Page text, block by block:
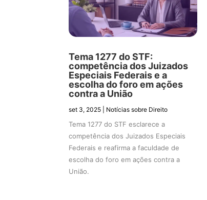
Tema 1277 do STF:
competência dos Juizados
Especiais Federais e a
escolha do foro em ações
contra a União
set 3, 2025 Notícias sobre Direito
Tema 1277 do STF esclarece a
competência dos Juizados Especiais
Federais e reafirma a faculdade de
escolha do foro em ações contra a
União.